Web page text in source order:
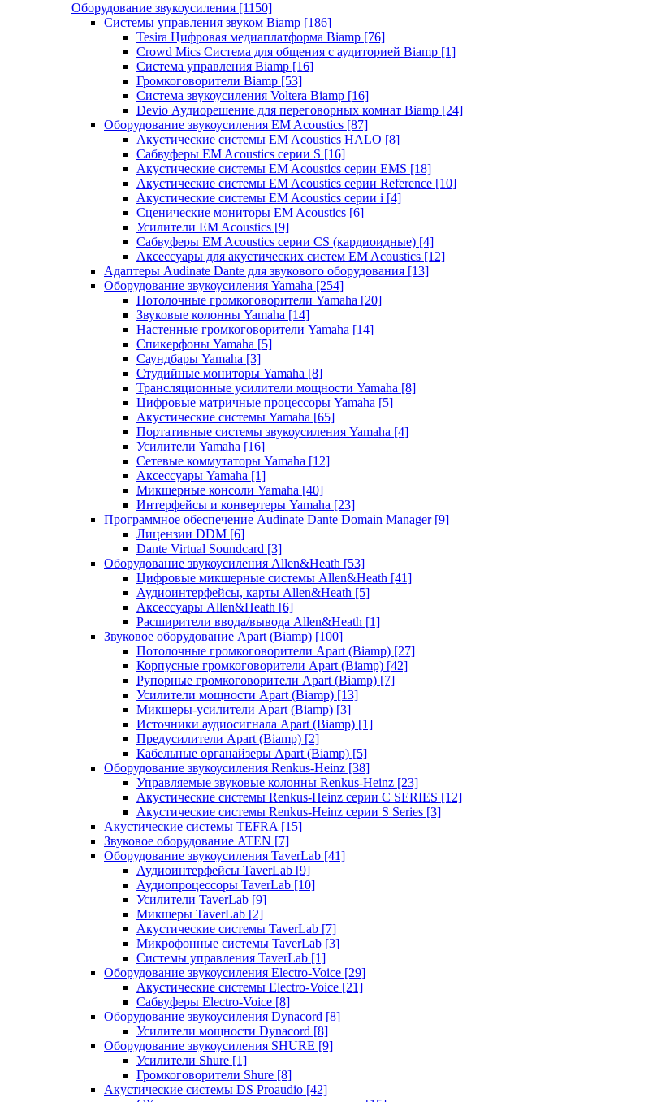
Оборудование звукоусиления [1150]
Системы управления звуком Biamp [186]
Tesira Цифровая медиаплатформа Biamp [76]
Crowd Mics Система для общения с аудиторией Biamp [1]
Система управления Biamp [16]
Громкоговорители Biamp [53]
Система звукоусиления Voltera Biamp [16]
Devio Аудиорешение для переговорных комнат Biamp [24]
Оборудование звукоусиления EM Acoustics [87]
Акустические системы EM Acoustics HALO [8]
Сабвуферы EM Acoustics серии S [16]
Акустические системы EM Acoustics серии EMS [18]
Акустические системы EM Acoustics серии Reference [10]
Акустические системы EM Acoustics серии i [4]
Сценические мониторы EM Acoustics [6]
Усилители EM Acoustics [9]
Сабвуферы EM Acoustics серии CS (кардиоидные) [4]
Аксессуары для акустических систем EM Acoustics [12]
Адаптеры Audinate Dante для звукового оборудования [13]
Оборудование звукоусиления Yamaha [254]
Потолочные громкоговорители Yamaha [20]
Звуковые колонны Yamaha [14]
Настенные громкоговорители Yamaha [14]
Спикерфоны Yamaha [5]
Саундбары Yamaha [3]
Студийные мониторы Yamaha [8]
Трансляционные усилители мощности Yamaha [8]
Цифровые матричные процессоры Yamaha [5]
Акустические системы Yamaha [65]
Портативные системы звукоусиления Yamaha [4]
Усилители Yamaha [16]
Сетевые коммутаторы Yamaha [12]
Аксессуары Yamaha [1]
Микшерные консоли Yamaha [40]
Интерфейсы и конвертеры Yamaha [23]
Программное обеспечение Audinate Dante Domain Manager [9]
Лицензии DDM [6]
Dante Virtual Soundcard [3]
Оборудование звукоусиления Allen&Heath [53]
Цифровые микшерные системы Allen&Heath [41]
Аудиоинтерфейсы, карты Allen&Heath [5]
Аксессуары Allen&Heath [6]
Расширители ввода/вывода Allen&Heath [1]
Звуковое оборудование Apart (Biamp) [100]
Потолочные громкоговорители Apart (Biamp) [27]
Корпусные громкоговорители Apart (Biamp) [42]
Рупорные громкоговорители Apart (Biamp) [7]
Усилители мощности Apart (Biamp) [13]
Микшеры-усилители Apart (Biamp) [3]
Источники аудиосигнала Apart (Biamp) [1]
Предусилители Apart (Biamp) [2]
Кабельные органайзеры Apart (Biamp) [5]
Оборудование звукоусиления Renkus-Heinz [38]
Управляемые звуковые колонны Renkus-Heinz [23]
Акустические системы Renkus-Heinz серии C SERIES [12]
Акустические системы Renkus-Heinz серии S Series [3]
Акустические системы TEFRA [15]
Звуковое оборудование ATEN [7]
Оборудование звукоусиления TaverLab [41]
Аудиоинтерфейсы TaverLab [9]
Аудиопроцессоры TaverLab [10]
Усилители TaverLab [9]
Микшеры TaverLab [2]
Акустические системы TaverLab [7]
Микрофонные системы TaverLab [3]
Системы управления TaverLab [1]
Оборудование звукоусиления Electro-Voice [29]
Акустические системы Electro-Voice [21]
Сабвуферы Electro-Voice [8]
Оборудование звукоусиления Dynacord [8]
Усилители мощности Dynacord [8]
Оборудование звукоусиления SHURE [9]
Усилители Shure [1]
Громкоговорители Shure [8]
Акустические системы DS Proaudio [42]